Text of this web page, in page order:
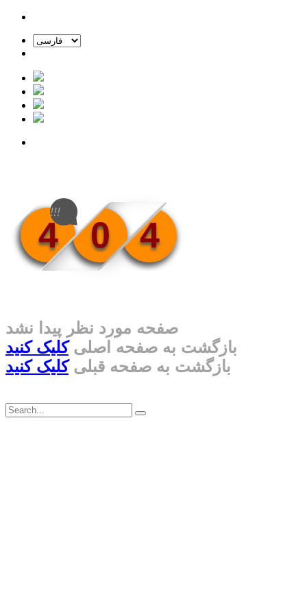
4 0 4
!!!
صفحه مورد نظر پیدا نشد
بازگشت به صفحه اصلیکلیک کنید
بازگشت به صفحه قبلیکلیک کنید